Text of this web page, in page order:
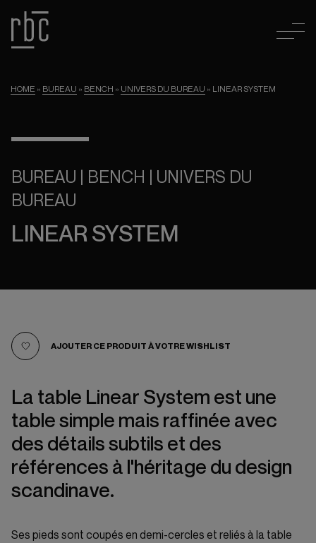
HOME » BUREAU » BENCH » UNIVERS DU BUREAU » LINEAR SYSTEM
BUREAU | BENCH | UNIVERS DU
BUREAU
LINEAR SYSTEM
AJOUTER CE PRODUIT À VOTRE WISHLIST
La table Linear System est une
table simple mais raffinée avec
des détails subtils et des
références à l'héritage du design
scandinave.
Ses pieds sont coupés en demi-cercles et reliés à la table